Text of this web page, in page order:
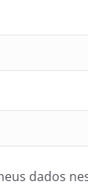
dados